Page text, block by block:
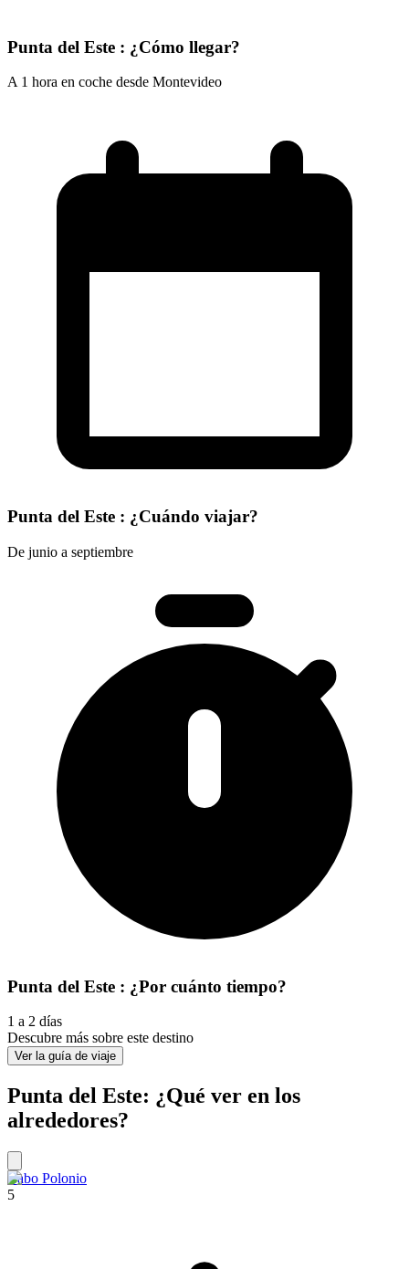
Punta del Este : ¿Cómo llegar?
A 1 hora en coche desde Montevideo
Punta del Este : ¿Cuándo viajar?
De junio a septiembre
Punta del Este : ¿Por cuánto tiempo?
1 a 2 días
Descubre más sobre este destino
Ver la guía de viaje
Punta del Este: ¿Qué ver en los
alrededores?
Cabo Polonio
5